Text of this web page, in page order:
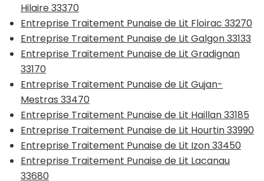
Hilaire 33370
Entreprise Traitement Punaise de Lit Floirac 33270
Entreprise Traitement Punaise de Lit Galgon 33133
Entreprise Traitement Punaise de Lit Gradignan
33170
Entreprise Traitement Punaise de Lit Gujan-
Mestras 33470
Entreprise Traitement Punaise de Lit Haillan 33185
Entreprise Traitement Punaise de Lit Hourtin 33990
Entreprise Traitement Punaise de Lit Izon 33450
Entreprise Traitement Punaise de Lit Lacanau
33680